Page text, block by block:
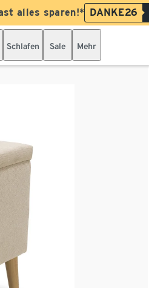
alles sparen!* DANKE26
Schlafen Sale Mehr